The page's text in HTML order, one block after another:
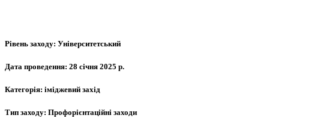
Рівень заходу: Університетський
Дата проведення: 28 січня 2025 р.
Категорія: іміджевий захід
Тип заходу: Профорієнтаційні заходи